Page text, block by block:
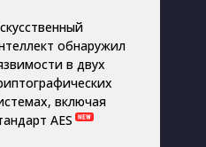
обнаружил
в двух
включая
AES